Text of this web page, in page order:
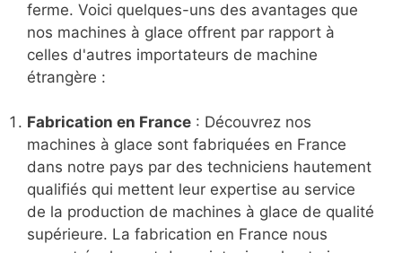
ferme. Voici quelques-uns des avantages que
nos machines à glace offrent par rapport à
celles d'autres importateurs de machine
étrangère :
Fabrication en France : Découvrez nos
machines à glace sont fabriquées en France
dans notre pays par des techniciens hautement
qualifiés qui mettent leur expertise au service
de la production de machines à glace de qualité
supérieure. La fabrication en France nous